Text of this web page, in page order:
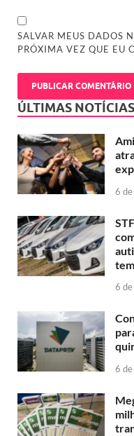
SALVAR MEUS DADOS
PRÓXIMA VEZ QUE EU
ÚLTIMAS NOTÍCIAS
6
6
6